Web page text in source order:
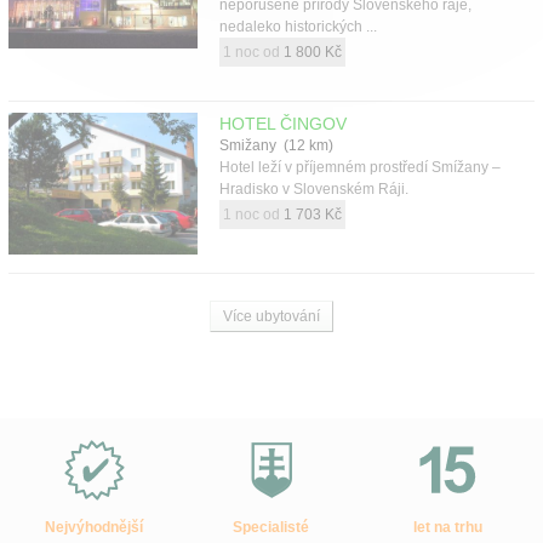
neporušené přírody Slovenského ráje,
nedaleko historických ...
1 noc od 1 800 Kč
HOTEL ČINGOV
Smižany (12 km)
Hotel leží v příjemném prostředí Smížany –
Hradisko v Slovenském Ráji.
1 noc od 1 703 Kč
Více ubytování
Slovensko.cz?
Nejvýhodnější Specialisté let na trhu